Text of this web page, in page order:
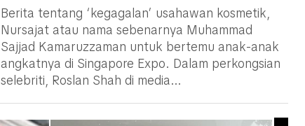
Berita tentang ‘kegagalan’ usahawan kosmetik,
Nursajat atau nama sebenarnya Muhammad
Sajjad Kamaruzzaman untuk bertemu anak-anak
angkatnya di Singapore Expo. Dalam perkongsian
selebriti, Roslan Shah di media...